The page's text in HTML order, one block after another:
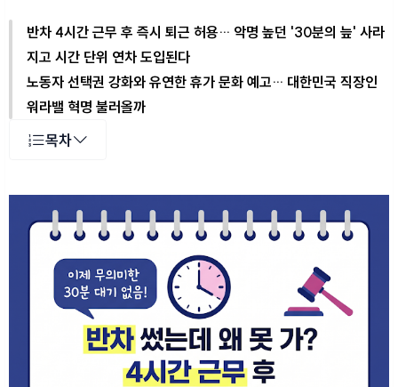
반차 4시간 근무 후 즉시 퇴근 허용… 악명 높던 '30분의 늪' 사라
지고 시간 단위 연차 도입된다
노동자 선택권 강화와 유연한 휴가 문화 예고… 대한민국 직장인
워라밸 혁명 불러올까
목차